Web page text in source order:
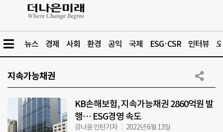
뉴스 경제 사회 환경 공익 국제 ESG·CSR 인터뷰
지속가능채권
KB손해보험, 지속가능채권 2860억원 발
행… ESG경영 속도
강나윤 인턴기자 2022년 6월 13일